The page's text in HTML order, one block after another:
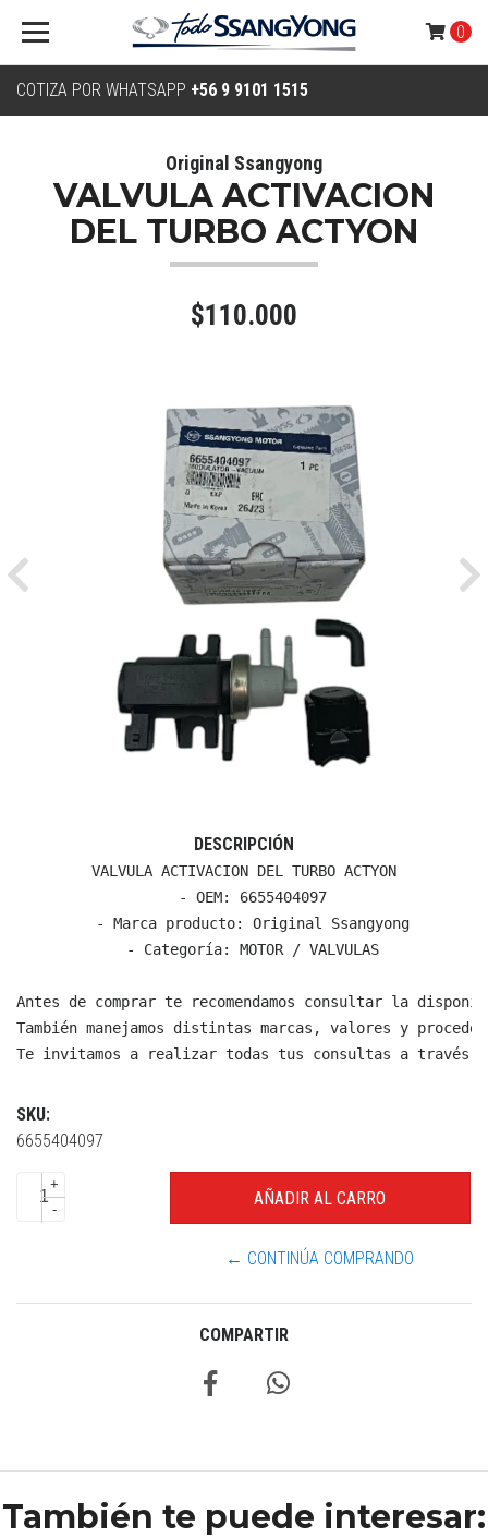
COTIZA POR WHATSAPP +56 9 9101 1515
0
Original Ssangyong
VALVULA ACTIVACION
DEL TURBO ACTYON
$110.000
Previous
DESCRIPCIÓN
VALVULA ACTIVACION DEL TURBO ACTYON
  - OEM: 6655404097
  - Marca producto: Original Ssangyong
  - Categoría: MOTOR / VALVULAS
Antes de comprar te recomendamos consultar la
También manejamos distintas marcas, valores y
Te invitamos a realizar todas tus consultas a través
SKU:
6655404097
+
-
← CONTINÚA COMPRANDO
COMPARTIR
También te puede interesar: